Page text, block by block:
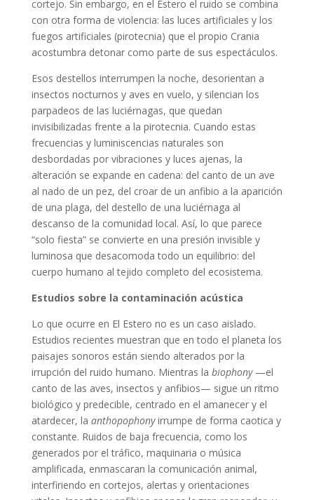
cortejo. Sin embargo, en el Estero el ruido se combina
con otra forma de violencia: las luces artificiales y los
fuegos artificiales (pirotecnia) que el propio Crania
acostumbra detonar como parte de sus espectáculos.
Esos destellos interrumpen la noche, desorientan a
insectos nocturnos y aves en vuelo, y silencian los
parpadeos de las luciérnagas, que quedan
invisibilizadas frente a la pirotecnia. Cuando estas
frecuencias y luminiscencias naturales son
desbordadas por vibraciones y luces ajenas, la
alteración se expande en cadena: del canto de un ave
al nado de un pez, del croar de un anfibio a la aparición
de una plaga, del destello de una luciérnaga al
descanso de la comunidad local. Así, lo que parece
“solo fiesta” se convierte en una presión invisible y
luminosa que desacomoda todo un equilibrio: del
cuerpo humano al tejido completo del ecosistema.
Estudios sobre la contaminación acústica
Lo que ocurre en El Estero no es un caso aislado.
Estudios recientes muestran que en todo el planeta los
paisajes sonoros están siendo alterados por la
irrupción del ruido humano. Mientras la biophony—el
canto de las aves, insectos y anfibios— sigue un ritmo
biológico y predecible, centrado en el amanecer y el
atardecer, la anthopophonyirrumpe de forma caotica y
constante. Ruidos de baja frecuencia, como los
generados por el tráfico, maquinaria o música
amplificada, enmascaran la comunicación animal,
interfiriendo en cortejos, alertas y orientaciones